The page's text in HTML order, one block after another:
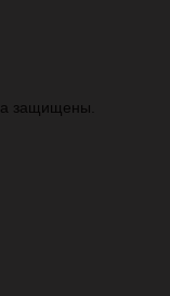
защищены.